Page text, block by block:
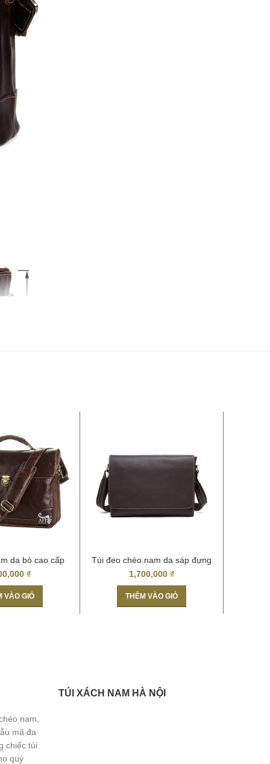
da bò cao cấp
₫
VÀO GIỎ
Túi đeo chéo nam da sáp đựng
macbook 13″ CD47
1,700,000 ₫
THÊM VÀO GIỎ
nam,
mã đa
chiếc túi
quý
TÚI XÁCH NAM HÀ NỘI